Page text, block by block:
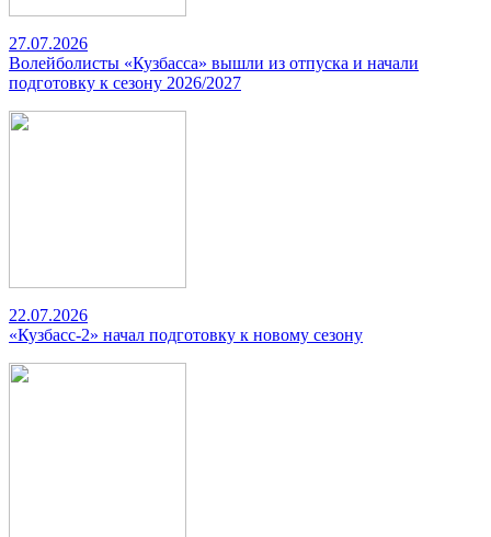
27.07.2026
Волейболисты «Кузбасса» вышли из отпуска и начали
подготовку к сезону 2026/2027
22.07.2026
«Кузбасс-2» начал подготовку к новому сезону